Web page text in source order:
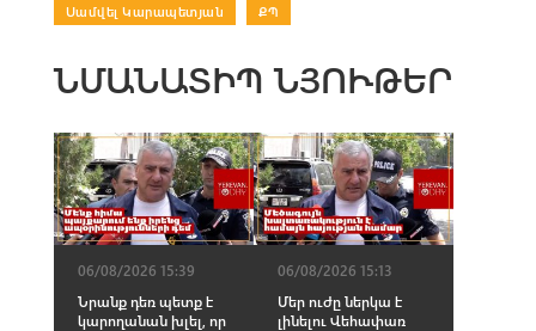
Սամվել Կարապետյան ՔՊ
ՆՄԱՆԱՏԻՊ ՆՅՈՒԹԵՐ
06/08/2026 15:39
Նրանք դեռ պետք է
կարողանան խլել, որ
06/08/2026 15:13
Մեր ուժը ներկա է
լինելու Վեհափառ